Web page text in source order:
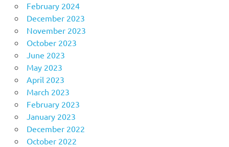
February 2024
December 2023
November 2023
October 2023
June 2023
May 2023
April 2023
March 2023
February 2023
January 2023
December 2022
October 2022